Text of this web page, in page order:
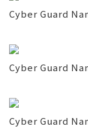
Cyber Guard
Cyber Guard
Cyber Guard